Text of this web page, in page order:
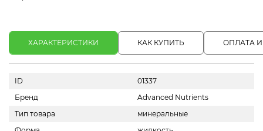
ХАРАКТЕРИСТИКИ КАК КУПИТЬ ОПЛАТА
ID
01337
Бренд
Advanced Nutrients
Тип товара
минеральные